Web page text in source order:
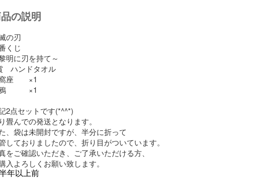
の説明
の刃
くじ
明に刃を持て～
　ハンドタオル
座　　×1
　　　×1
2点セットです(*^^*)
畳んでの発送となります。
、袋は未開封ですが、半分に折って
しておりましたので、折り目がついています。
をご確認いただき、ご了承いただける方、
入よろしくお願い致します。
年以上前